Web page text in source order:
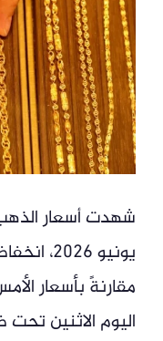
يونيو
مقارنةً بأسعار
اليوم الاثنين تحت